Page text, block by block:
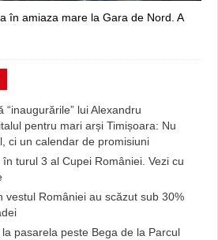
în amiaza mare la Gara de Nord. A
“inaugurările” lui Alexandru
pentru mari arși Timișoara: Nu
ci un calendar de promisiuni
turul 3 al Cupei României. Vezi cu
vestul României au scăzut sub 30%
pasarela peste Bega de la Parcul